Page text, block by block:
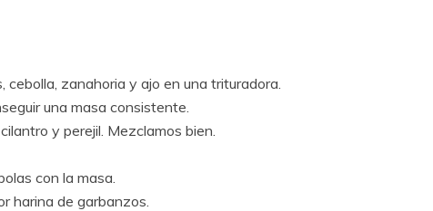
cebolla, zanahoria y ajo en una trituradora.
una masa consistente.
y perejil. Mezclamos bien.
con la masa.
harina de garbanzos.